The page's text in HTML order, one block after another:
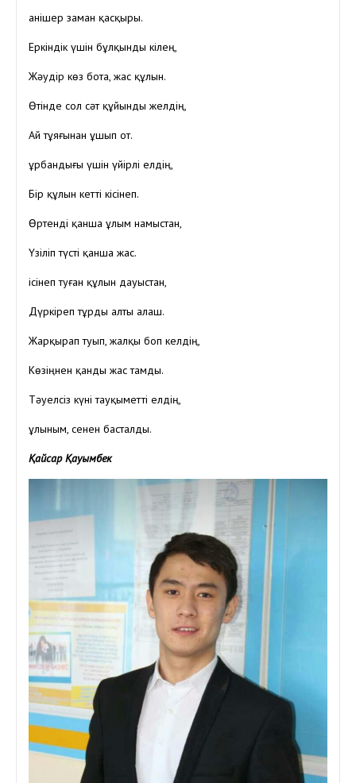
Қанішер заман қасқыры.
Еркіндік үшін бұлқынды кілең,
Жәудір көз бота, жас құлын.
Өтінде сол сәт құйынды желдің,
Ай тұяғынан ұшып от.
Құрбандығы үшін үйірлі елдің,
Бір құлын кетті кісінеп.
Өртенді қанша ұлым намыстан,
Үзіліп түсті қанша жас.
ісінеп туған құлын дауыстан,
Дүркіреп тұрды алты алаш.
Жарқырап туып, жалқы боп келдің,
Көзіңнен қанды жас тамды.
Тәуелсіз күні тауқыметті елдің,
Құлыным, сенен басталды.
Қайсар Қауымбек